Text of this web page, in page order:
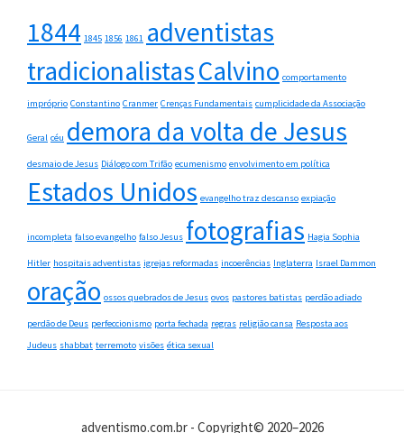
1844 1845 1856 1861 adventistas
tradicionalistasCalvino comportamento
impróprio Constantino Cranmer Crenças Fundamentais cumplicidade da Associação
Geral céu demora da volta de Jesus
desmaio de Jesus Diálogo com Trifão ecumenismo envolvimento em política
Estados Unidos evangelho traz descanso expiação
incompleta falso evangelho falso Jesus fotografias Hagia Sophia
Hitler hospitais adventistas igrejas reformadas incoerências Inglaterra Israel Dammon
oração ossos quebrados de Jesus ovos pastores batistas perdão adiado
perdão de Deus perfeccionismo porta fechada regras religião cansa Resposta aos
Judeus shabbat terremoto visões ética sexual
adventismo.com.br - Copyright© 2020–2026